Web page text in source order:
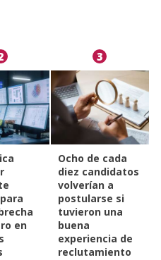
en
3
Ocho de cada
diez candidatos
volverían a
postularse si
tuvieron una
buena
experiencia de
reclutamiento